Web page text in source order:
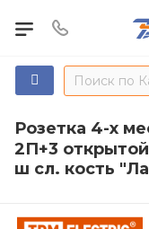
Розетка 4-х
2П+3 открытой
ш сл. кость